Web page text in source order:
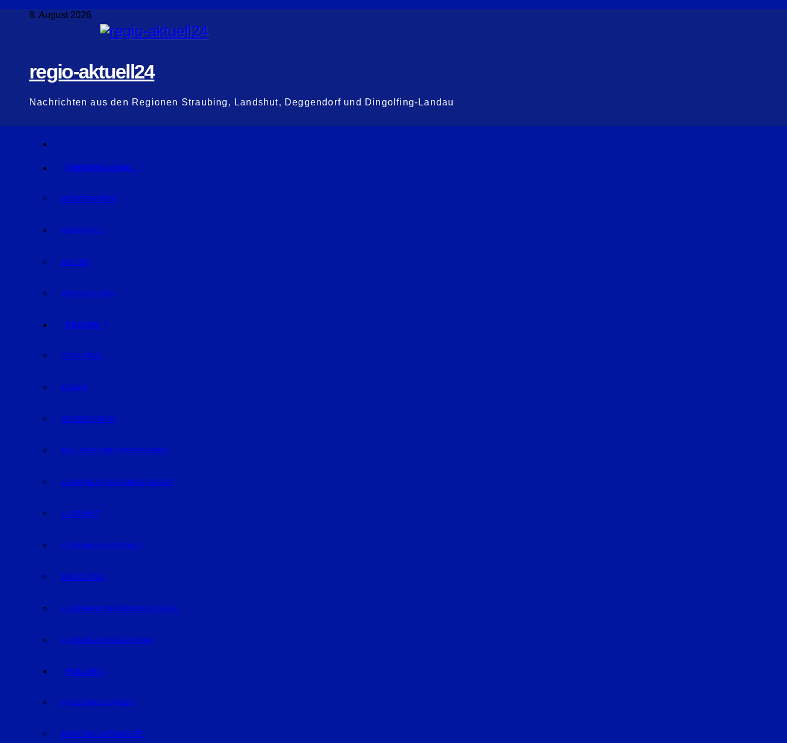
Zum
8. August 2026
regio-aktuell24
Nachrichten aus den Regionen Straubing, Landshut, Deggendorf und Dingolfing-Landau
ÜBERREGIONAL
NIEDERBAYERN
OBERPFALZ
BAYERN
DEUTSCHLAND
REGION
STRAUBING
BOGEN
GEISELHÖRING
MALLERSDORF-PFAFFENBERG
LANDKREIS STRAUBING-BOGEN
LANDSHUT
LANDKREIS LANDSHUT
DINGOLFING
LANDKREIS DINGOLFING-LANDAU
LANDKREIS DEGGENDORF
POLIZEI
POLIZEIMELDUNGEN
FAHNDUNG/VERMISSTE